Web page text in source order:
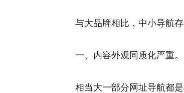
与大品牌相比，中小导航
一、内容外观同质化严重。
相当大一部分网址导航都